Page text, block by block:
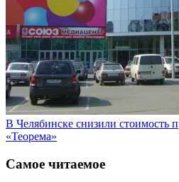
В Челябинске снизили
«Теорема»
Самое читаемое